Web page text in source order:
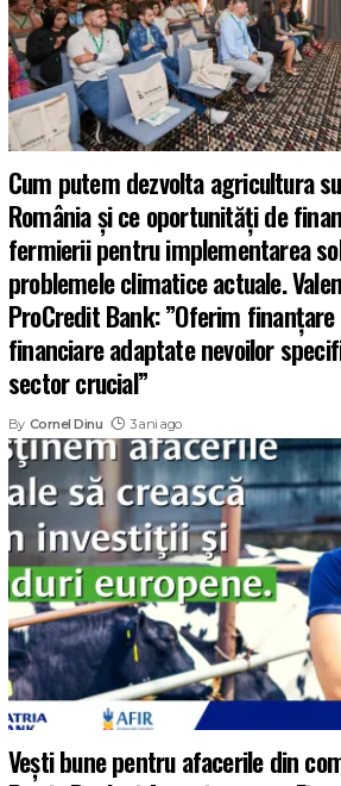
Cum putem dezvolta agricultura
România și ce oportunități de
fermierii pentru implementarea
problemele climatice actuale.
ProCredit Bank: ”Oferim
financiare adaptate nevoilor
sector crucial”
By Cornel Dinu 3 ani ago
Vești bune pentru afacerile din